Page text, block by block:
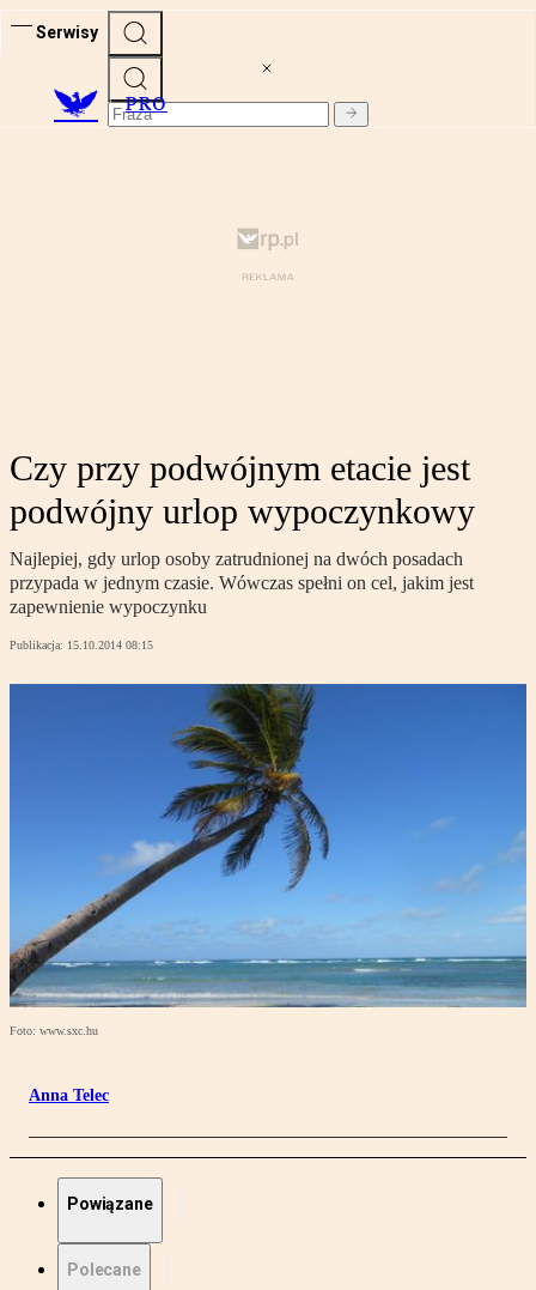
Serwisy
PRO
Czy przy podwójnym etacie jest
podwójny urlop wypoczynkowy
Najlepiej, gdy urlop osoby zatrudnionej na dwóch posadach
przypada w jednym czasie. Wówczas spełni on cel, jakim jest
zapewnienie wypoczynku
Publikacja: 15.10.2014 08:15
Foto: www.sxc.hu
Anna Telec
Powiązane
Polecane